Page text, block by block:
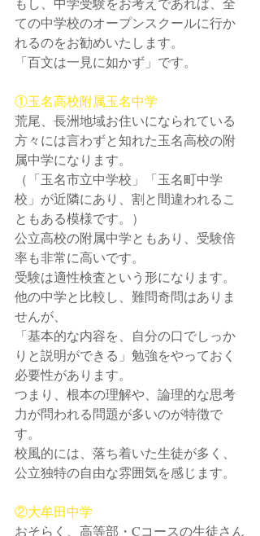
ての中学校のオープンスクールに行か
れるのをお勧めいたします。
「百文は一見に如かず」です。
①玉名高校附属玉名中学
荒尾、長洲地域お住いになられている
方々には言わずと知れた玉名高校の附
属中学になります。
（「玉名市立中学校」「玉名町中学
校」が近隣にあり、割と間違われるこ
ともある模様です。）
公立高校の附属中学ともあり、受験倍
率も非常に高いです。
受験は適性検査という形になります。
他の中学と比較し、難問奇問はありま
せんが、
「基本的な内容を、自分の口でしっか
りと説明ができる」勉強をやっておく
必要性があります。
つまり、根本の理解や、論理的な思考
力が問われる問題が多いのが特徴で
す。
校風的には、落ち着いた生徒が多く、
公立独特の自由な雰囲気を感じます。
②大牟田中学
おそらく、高等部・Cコースの生徒さん